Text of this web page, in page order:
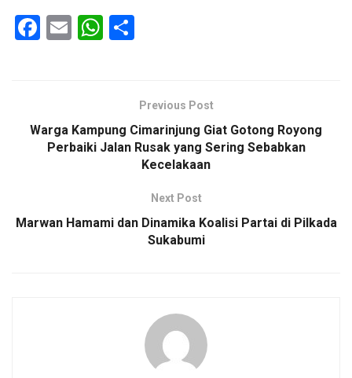
F
o
o
E
W
A
p
ePrevious Post
Warga Kampung Cimarinjung Giat Gotong Royong
Perbaiki Jalan Rusak yang Sering Sebabkan
Kecelakaan
Next Post
Marwan Hamami dan Dinamika Koalisi Partai di Pilkada
Sukabumi